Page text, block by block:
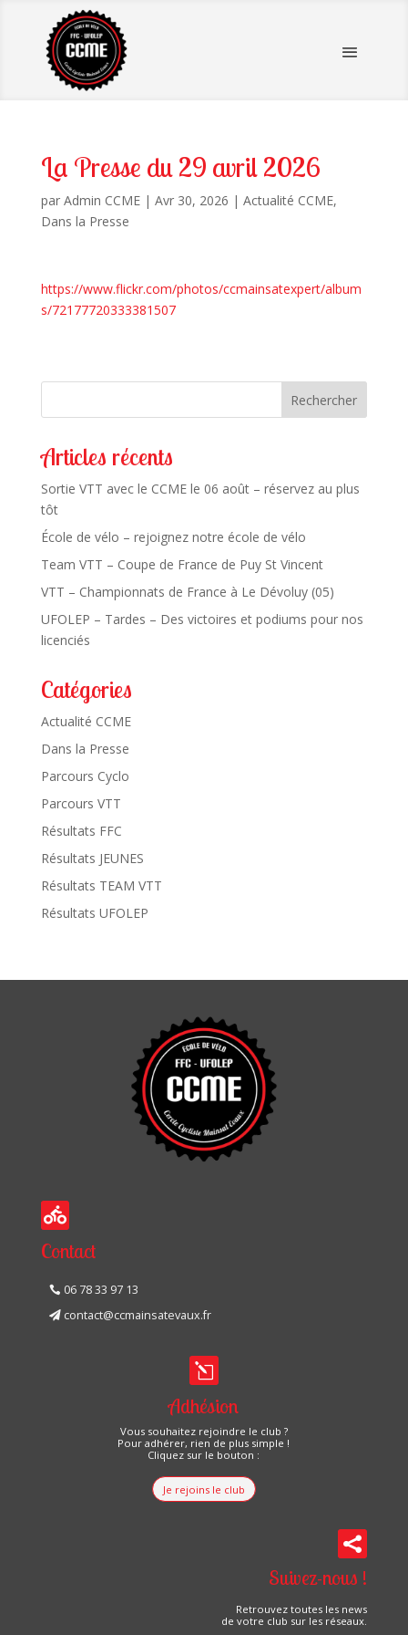
La Presse du 29 avril 2026
par Admin CCME| Avr 30, 2026 | Actualité CCME,
Dans la Presse
https://www.flickr.com/photos/ccmainsatexpert/album
s/72177720333381507
Rechercher
Articles récents
Sortie VTT avec le CCME le 06 août – réservez au plus
tôt
École de vélo – rejoignez notre école de vélo
Team VTT – Coupe de France de Puy St Vincent
VTT – Championnats de France à Le Dévoluy (05)
UFOLEP – Tardes – Des victoires et podiums pour nos
licenciés
Catégories
Actualité CCME
Dans la Presse
Parcours Cyclo
Parcours VTT
Résultats FFC
Résultats JEUNES
Résultats TEAM VTT
Résultats UFOLEP

Contact
06 78 33 97 13
contact@ccmainsatevaux.fr
l
Adhésion
Vous souhaitez rejoindre le club ?
Pour adhérer, rien de plus simple !
Cliquez sur le bouton :
Je rejoins le club

Suivez-nous !
Retrouvez toutes les news
de votre club sur les réseaux.